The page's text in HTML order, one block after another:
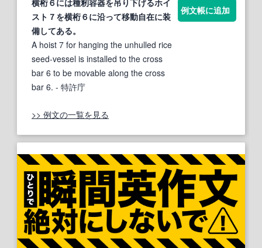
スト７を横桁６に沿って移動自在に装
備してある。
A hoist 7 for hanging the unhulled rice
seed-vessel is installed to the cross
bar 6 to be movable along the cross
bar 6. - 特許庁
例文帳に追加
>> 例文の一覧を見る